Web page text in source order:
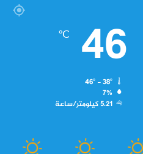
46
℃
7%
5.21 كيلومتر/ساعة